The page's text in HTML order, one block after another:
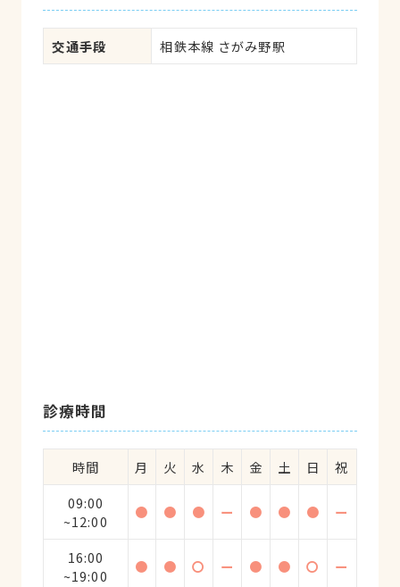
願い致します。感謝しかありません。
交通手段 相鉄本線 さがみ野駅
診療時間
時間 月 火 水 木 金 土 日
祝
09:00
~12:00
● ● ● ー ● ● ● ー
16:00
~19:00
● ● 〇 ー ● ● 〇 ー